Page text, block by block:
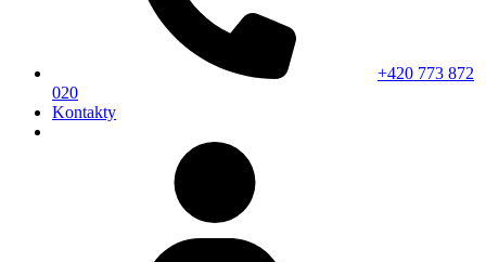
+420 773 872
020
Kontakty